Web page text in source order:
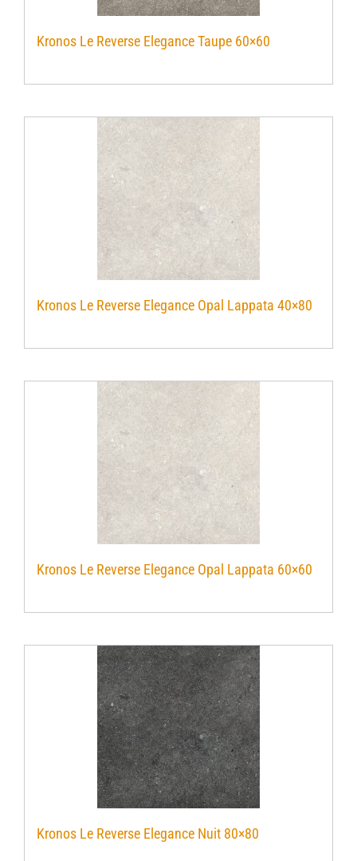
Kronos Le Reverse Elegance Taupe 60×60
Kronos Le Reverse Elegance Opal Lappata 40×80
Kronos Le Reverse Elegance Opal Lappata 60×60
Kronos Le Reverse Elegance Nuit 80×80